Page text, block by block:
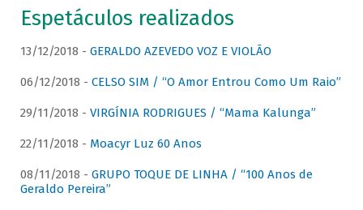
Espetáculos realizados
13/12/2018 - GERALDO AZEVEDO VOZ E VIOLÃO
06/12/2018 - CELSO SIM / “O Amor Entrou Como Um Raio”
29/11/2018 - VIRGÍNIA RODRIGUES / “Mama Kalunga”
22/11/2018 - Moacyr Luz 60 Anos
08/11/2018 - GRUPO TOQUE DE LINHA / “100 Anos de
Geraldo Pereira”